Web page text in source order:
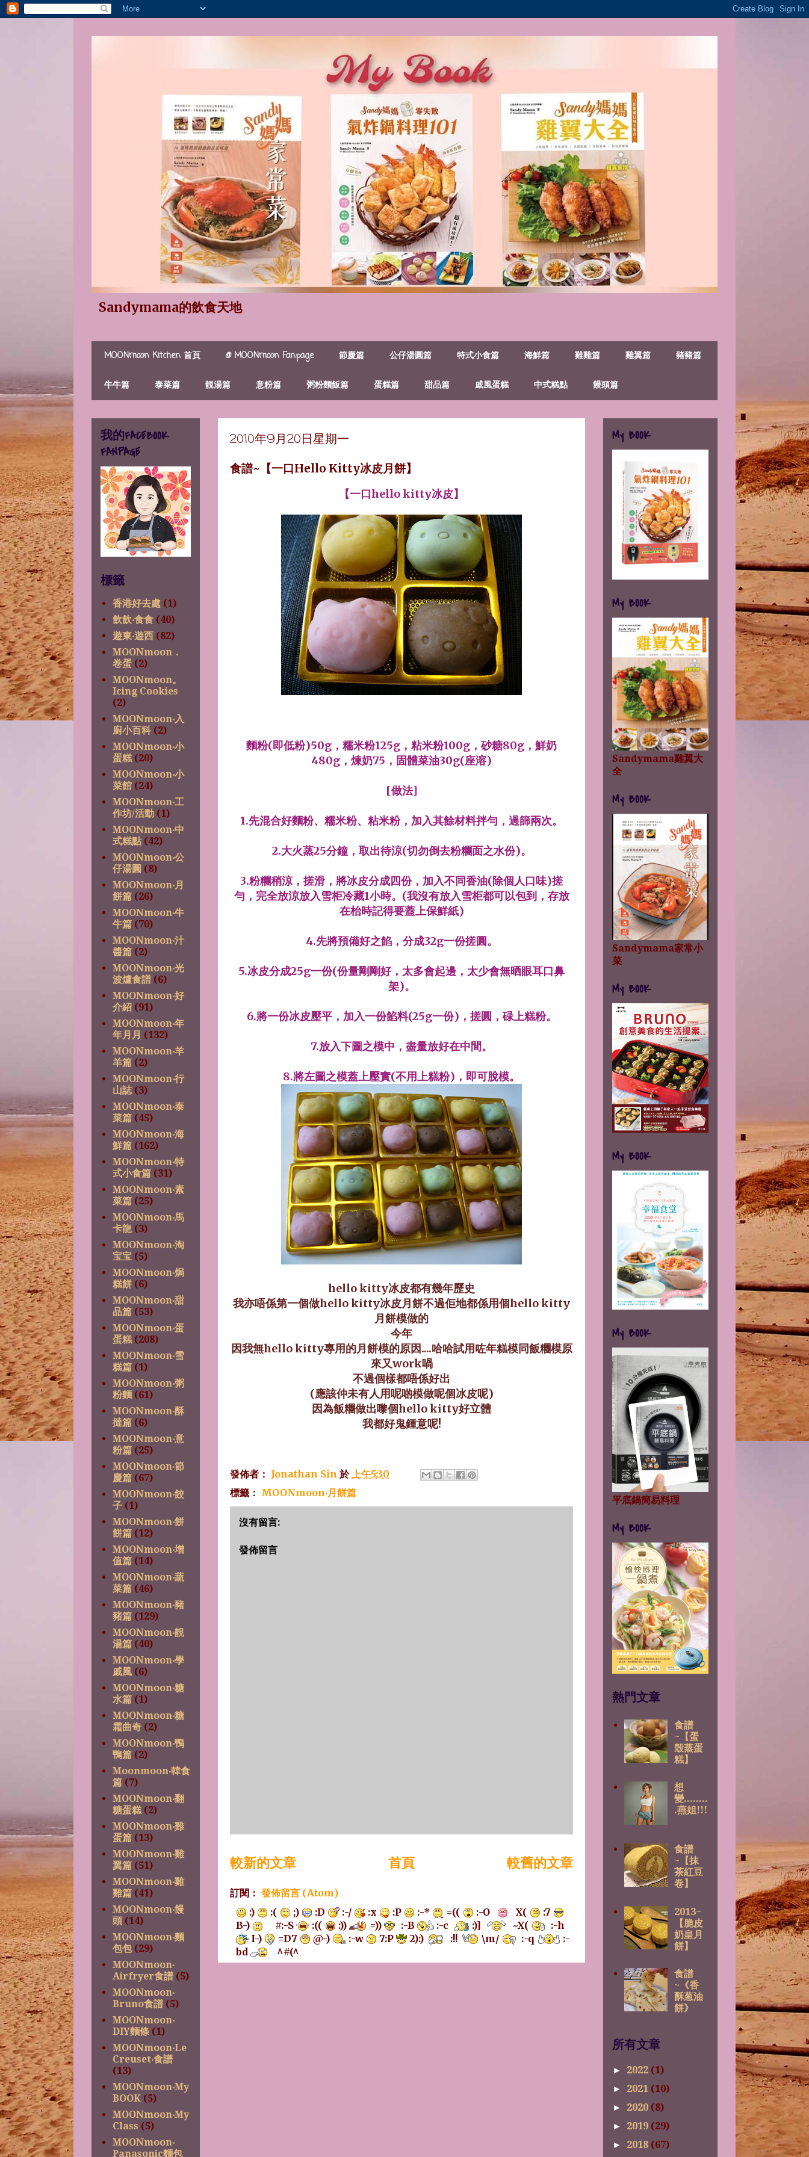
Sandymama的飲食天地
MOONmoon Kitchen 首頁 @ MOONmoon Fanpage 節慶篇 公仔湯圓篇 特式小食篇 海鮮篇 雞雞篇 雞翼篇 豬豬篇
牛牛篇 泰菜篇 靚湯篇 意粉篇 粥粉麵飯篇 蛋糕篇 甜品篇 戚風蛋糕 中式糕點 饅頭篇
2010年9月20日星期一
食譜~【一口Hello Kitty冰皮月餅】
【一口hello kitty冰皮】
麵粉(即低粉)50g，糯米粉125g，粘米粉100g，砂糖80g，鮮奶
480g，煉奶75，固體菜油30g(座溶)
[做法]
1.先混合好麵粉、糯米粉、粘米粉，加入其餘材料拌勻，過篩兩次。
2.大火蒸25分鐘，取出待涼(切勿倒去粉糰面之水份)。
3.粉糰稍涼，搓滑，將冰皮分成四份，加入不同香油(除個人口味)搓
勻，完全放涼放入雪柜冷藏1小時。(我沒有放入雪柜都可以包到，存放
在枱時記得要蓋上保鮮紙)
4.先將預備好之餡，分成32g一份搓圓。
5.冰皮分成25g一份(份量剛剛好，太多會起邊，太少會無晒眼耳口鼻
架)。
6.將一份冰皮壓平，加入一份餡料(25g一份)，搓圓，碌上糕粉。
7.放入下圖之模中，盡量放好在中間。
8.將左圖之模蓋上壓實(不用上糕粉)，即可脫模。
hello kitty冰皮都有幾年歷史
我亦唔係第一個做hello kitty冰皮月餅不過佢地都係用個hello kitty
月餅模做的
今年
因我無hello kitty專用的月餅模的原因....哈哈試用咗年糕模同飯糰模原
來又work喎
不過個樣都唔係好出
(應該仲未有人用呢啲模做呢個冰皮呢)
因為飯糰做出嚟個hello kitty好立體
我都好鬼鍾意呢!
發佈者： Jonathan Sin 於上午5:30
標籤： MOONmoon‧月餅篇
沒有留言:
發佈留言
較新的文章 較舊的文章
首頁
訂閱： 發佈留言 (Atom)
:)
:( ;) :D :-/ :x :P :-* =(( :-O X(
:7
B-)
#:-S :(( :)) =)) :-B :-c :)] ~X(
:-h
I-)
=D7 @-) :-w 7:P 2):) :!! \m/ :-q
:-
bd
^#(^
我的FACEBOOK
FANPAGE
標籤
香港好去處 (1)
飲飲‧食食 (40)
遊東‧遊西 (82)
MOONmoon．
卷蛋 (2)
MOONmoon。
Icing Cookies
(2)
MOONmoon‧入
廚小百科 (2)
MOONmoon‧小
蛋糕 (20)
MOONmoon‧小
菜館 (24)
MOONmoon‧工
作坊/活動 (1)
MOONmoon‧中
式糕點 (42)
MOONmoon‧公
仔湯圓 (8)
MOONmoon‧月
餅篇 (26)
MOONmoon‧牛
牛篇 (70)
MOONmoon‧汁
醬篇 (2)
MOONmoon‧光
波爐食譜 (6)
MOONmoon‧好
介紹 (91)
MOONmoon‧年
年月月 (132)
MOONmoon‧羊
羊篇 (2)
MOONmoon‧行
山誌 (3)
MOONmoon‧泰
菜篇 (45)
MOONmoon‧海
鮮篇 (162)
MOONmoon‧特
式小食篇 (31)
MOONmoon‧素
菜篇 (25)
MOONmoon‧馬
卡龍 (3)
MOONmoon‧淘
宝宝 (5)
MOONmoon‧焗
糕餅 (6)
MOONmoon‧甜
品篇 (53)
MOONmoon‧蛋
蛋糕 (208)
MOONmoon‧雪
糕篇 (1)
MOONmoon‧粥
粉麵 (61)
MOONmoon‧酥
撻篇 (6)
MOONmoon‧意
粉篇 (25)
MOONmoon‧節
慶篇 (67)
MOONmoon‧餃
子 (1)
MOONmoon‧餅
餅篇 (12)
MOONmoon‧增
值篇 (14)
MOONmoon‧蔬
菜篇 (46)
MOONmoon‧豬
豬篇 (129)
MOONmoon‧靚
湯篇 (40)
MOONmoon‧學
戚風 (6)
MOONmoon‧糖
水篇 (1)
MOONmoon‧糖
霜曲奇 (2)
MOONmoon‧鴨
鴨篇 (2)
Moonmoon‧韓食
篇 (7)
MOONmoon‧翻
糖蛋糕 (2)
MOONmoon‧雞
蛋篇 (13)
MOONmoon‧雞
翼篇 (51)
MOONmoon‧雞
雞篇 (41)
MOONmoon‧饅
頭 (14)
MOONmoon‧麵
包包 (29)
MOONmoon‧
Airfryer食譜 (5)
MOONmoon‧
Bruno食譜 (5)
MOONmoon‧
DIY麵條 (1)
MOONmoon‧Le
Creuset‧食譜
(13)
MOONmoon‧My
BOOK (5)
MOONmoon‧My
Class (5)
MOONmoon‧
Panasonic麵包
My BOOK
My BOOK
Sandymama雞翼大
全
My BOOK
Sandymama家常小
菜
My BOOK
My BOOK
My BOOK
平底鍋簡易料理
My BOOK
熱門文章
食譜
~【蛋
殼蒸蛋
糕】
想
變........
.燕姐!!!
食譜
~【抹
茶紅豆
卷】
2013~
【脆皮
奶皇月
餅】
食譜
~《香
酥葱油
餅》
所有文章
► 2022 (1)
► 2021 (10)
► 2020 (8)
► 2019 (29)
► 2018 (67)